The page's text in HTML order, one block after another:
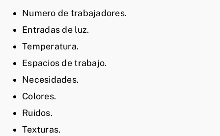
Numero de trabajadores.
Entradas de luz.
Temperatura.
Espacios de trabajo.
Necesidades.
Colores.
Ruidos.
Texturas.